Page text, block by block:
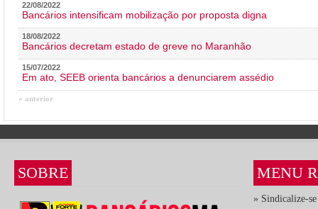
22/08/2022
Bancários intensificam mobilização por proposta digna
18/08/2022
Bancários decretam estado de greve no Maranhão
15/07/2022
Em ato, SEEB orienta bancários a denunciarem assédio
« anterior
SOBRE MENU
» Sindicalize-se